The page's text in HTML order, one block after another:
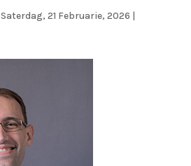
Saterdag, 21 Februarie, 2026 |